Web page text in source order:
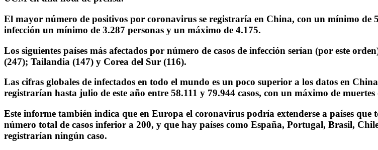
El mayor número de positivos por coronavirus se registraría en China, con un mínimo de
infección un mínimo de 3.287 personas y un máximo de 4.175.
Los siguientes países más afectados por número de casos de infección serían (por este
(247); Tailandia (147) y Corea del Sur (116).
Las cifras globales de infectados en todo el mundo es un poco superior a los datos en
registrarían hasta julio de este año entre 58.111 y 79.944 casos, con un máximo de muertes
Este informe también indica que en Europa el coronavirus podría extenderse a países
número total de casos inferior a 200, y que hay países como España, Portugal, Brasil,
registrarían ningún caso.